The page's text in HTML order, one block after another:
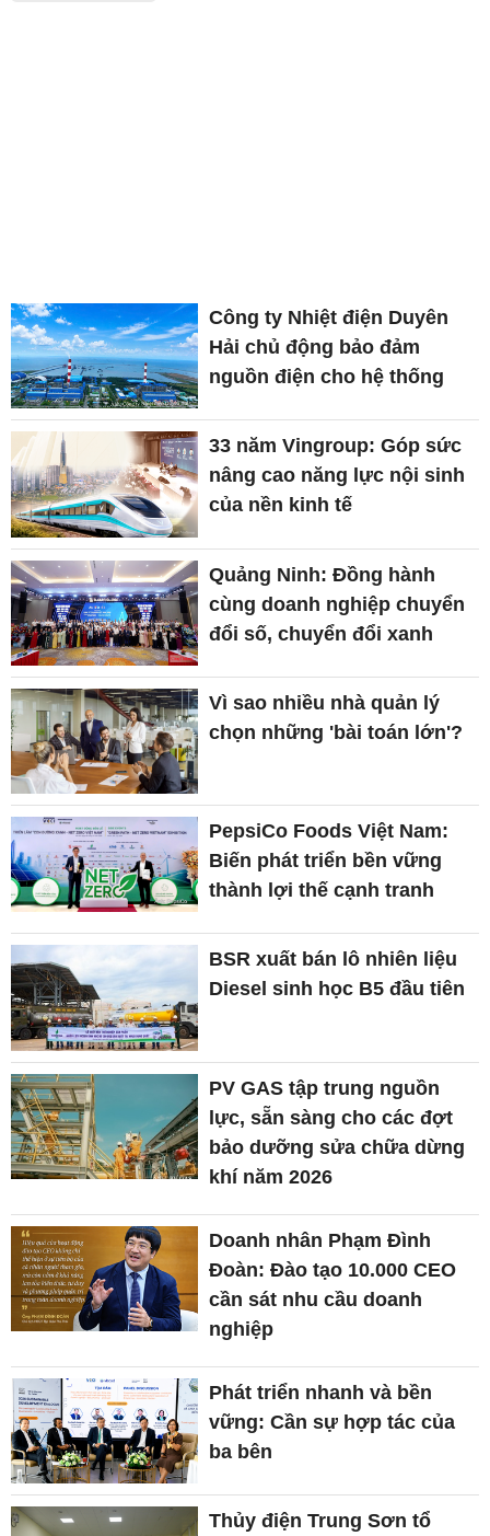
Công ty Nhiệt điện Duyên
Hải chủ động bảo đảm
nguồn điện cho hệ thống
33 năm Vingroup: Góp sức
nâng cao năng lực nội sinh
của nền kinh tế
Quảng Ninh: Đồng hành
cùng doanh nghiệp chuyển
đổi số, chuyển đổi xanh
Vì sao nhiều nhà quản lý
chọn những 'bài toán lớn'?
PepsiCo Foods Việt Nam:
Biến phát triển bền vững
thành lợi thế cạnh tranh
BSR xuất bán lô nhiên liệu
Diesel sinh học B5 đầu tiên
PV GAS tập trung nguồn
lực, sẵn sàng cho các đợt
bảo dưỡng sửa chữa dừng
khí năm 2026
Doanh nhân Phạm Đình
Đoàn: Đào tạo 10.000 CEO
cần sát nhu cầu doanh
nghiệp
Phát triển nhanh và bền
vững: Cần sự hợp tác của
ba bên
Thủy điện Trung Sơn tổ